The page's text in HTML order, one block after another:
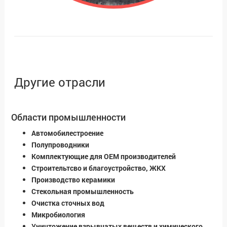
Другие отрасли
Области промышленности
Автомобилестроение
Полупроводники
Комплектующие для OEM производителей
Строительтсво и благоустройство, ЖКХ
Производство керамики
Стекольная промышленность
Очистка сточных вод
Микробиология